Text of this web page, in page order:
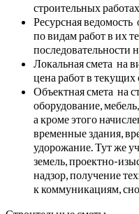
строительных
Ресурсная ведомость
по видам работ в их
последовательности
Локальная смета на
цена работ в текущих
Объектная смета на
оборудование,
а кроме этого
временные здания,
удорожание. Тут же
земель, проектно-
надзор, получение
к коммуникациям,